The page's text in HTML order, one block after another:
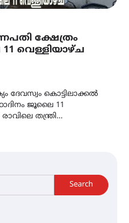
ക്ഷേത്രം
വെള്ളിയാഴ്‌ച
ദേവസ്വം കൊട്ടിലാക്കൽ
ജൂലൈ 11
തന്ത്രി…
Search